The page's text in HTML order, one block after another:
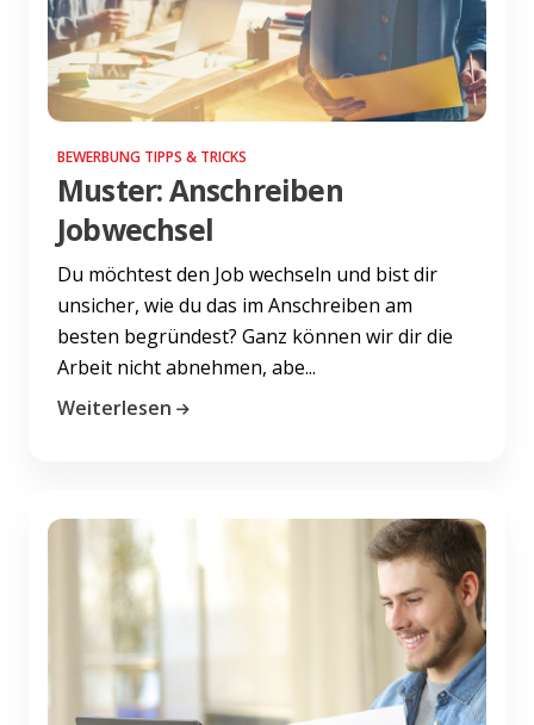
BEWERBUNG TIPPS & TRICKS
Muster: Anschreiben
Jobwechsel
Du möchtest den Job wechseln und bist dir
unsicher, wie du das im Anschreiben am
besten begründest? Ganz können wir dir die
Arbeit nicht abnehmen, abe...
Weiterlesen